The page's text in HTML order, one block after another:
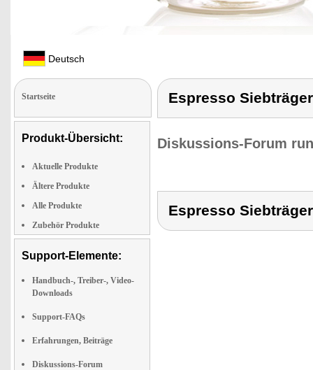
Deutsch
Startseite
Produkt-Übersicht:
Aktuelle Produkte
Ältere Produkte
Alle Produkte
Zubehör Produkte
Support-Elemente:
Handbuch-, Treiber-, Video-
Downloads
Support-FAQs
Erfahrungen, Beiträge
Diskussions-Forum
Espresso
Diskussions-Forum
Espresso